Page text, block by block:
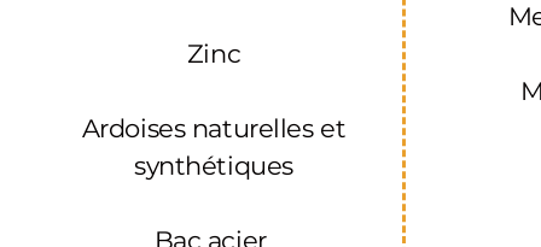
Zinc​
Ardoisesnaturelles et
synthétiques
Bac acier